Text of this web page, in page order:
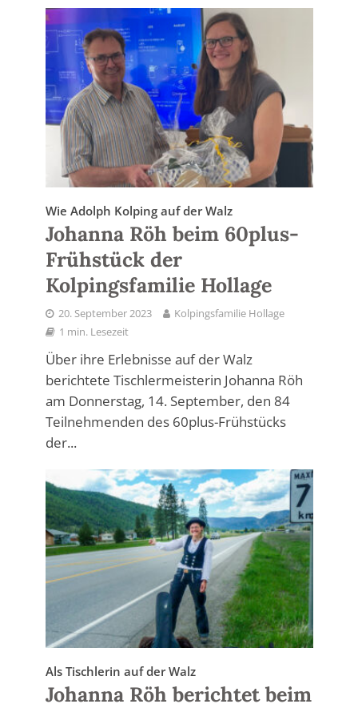
Wie Adolph Kolping auf der Walz
Johanna Röh beim 60plus-
Frühstück der
Kolpingsfamilie Hollage
20. September 2023
Kolpingsfamilie Hollage
1 min. Lesezeit
Über ihre Erlebnisse auf der Walz
berichtete Tischlermeisterin Johanna Röh
am Donnerstag, 14. September, den 84
Teilnehmenden des 60plus-Frühstücks
der...
Als Tischlerin auf der Walz
Johanna Röh berichtet beim